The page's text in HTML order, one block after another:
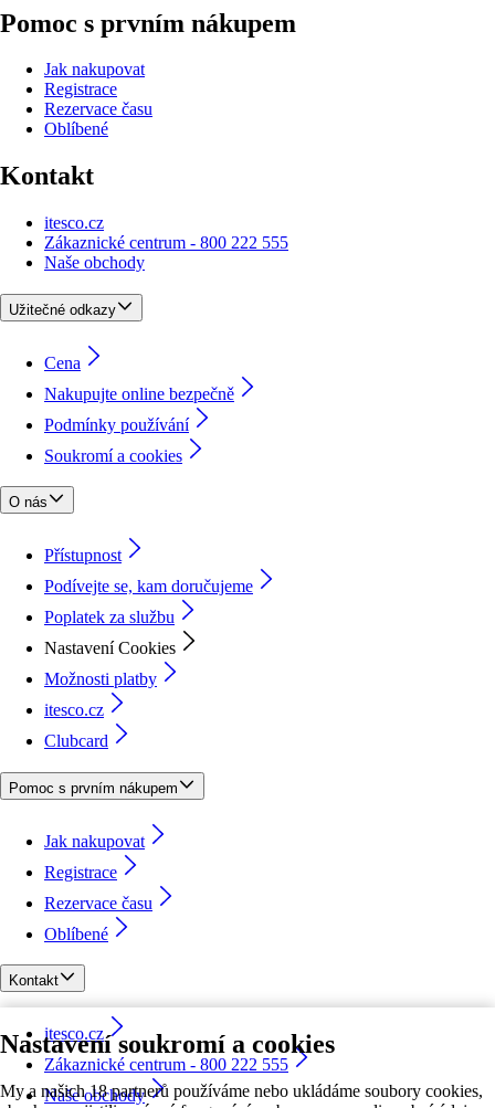
Nastavení soukromí a cookies
My a našich 18 partnerů používáme nebo ukládáme soubory cookies,
Pomoc s prvním nákupem
Jak nakupovat
Registrace
Rezervace času
Oblíbené
Kontakt
itesco.cz
Zákaznické centrum - 800 222 555
Naše obchody
Užitečné odkazy
Cena
Nakupujte online bezpečně
Podmínky používání
Soukromí a cookies
O nás
Přístupnost
Podívejte se, kam doručujeme
Poplatek za službu
Nastavení Cookies
Možnosti platby
itesco.cz
Clubcard
Pomoc s prvním nákupem
Jak nakupovat
Registrace
Rezervace času
Oblíbené
Kontakt
itesco.cz
Zákaznické centrum - 800 222 555
Naše obchody